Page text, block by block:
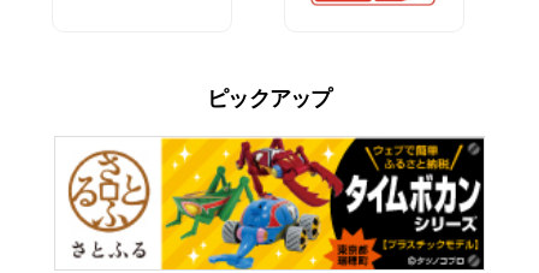
ピックアップ